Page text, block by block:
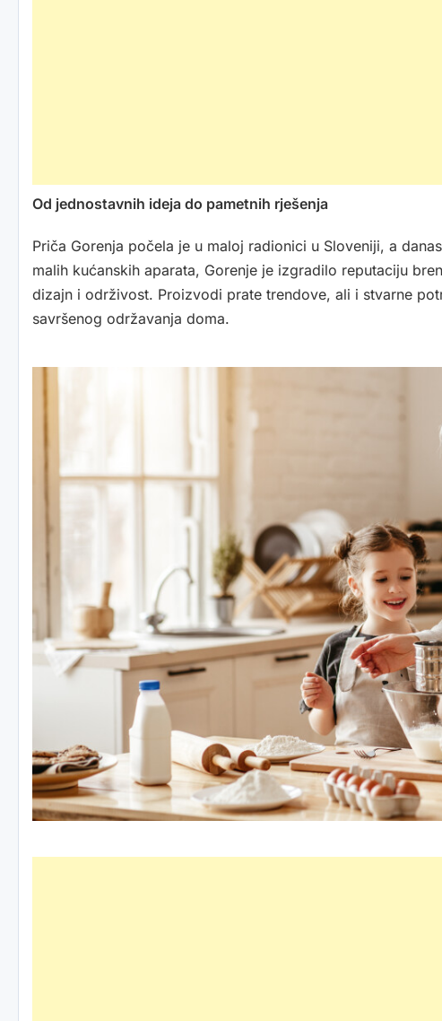
Od jednostavnih ideja do pametnih rješenja
Priča Gorenja počela je u maloj radionici u Sloveniji, a
malih kućanskih aparata, Gorenje je izgradilo reputaciju
dizajn i održivost. Proizvodi prate trendove, ali i stvarne
savršenog održavanja doma.